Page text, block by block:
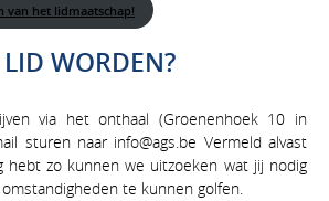
van het lidmaatschap!
WORDEN?
via het onthaal (Groenenhoek 10 in
sturen naar info@ags.be Vermeld alvast
hebt zo kunnen we uitzoeken wat jij nodig
te kunnen golfen.